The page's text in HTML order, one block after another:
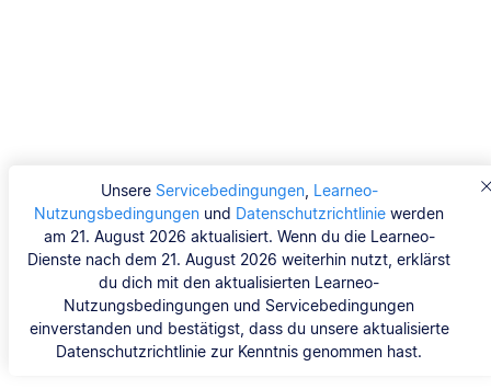
Unsere Servicebedingungen, Learneo-
Nutzungsbedingungen und Datenschutzrichtlinie werden
am 21. August 2026 aktualisiert. Wenn du die Learneo-
Dienste nach dem 21. August 2026 weiterhin nutzt, erklärst
du dich mit den aktualisierten Learneo-
Nutzungsbedingungen und Servicebedingungen
einverstanden und bestätigst, dass du unsere aktualisierte
Datenschutzrichtlinie zur Kenntnis genommen hast.